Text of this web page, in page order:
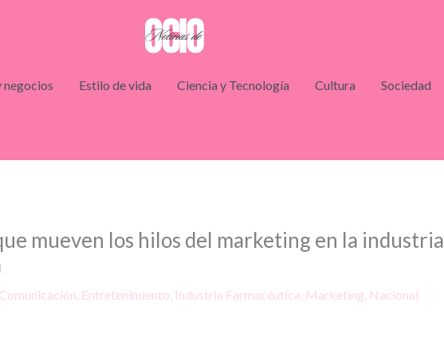
negocios Estilo de vida Ciencia y Tecnología Cultura Sociedad
mueven los hilos del marketing en la industria
Comunicación, Entretenimiento, Industria Farmacéutica, Marketing, Nacional